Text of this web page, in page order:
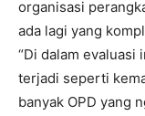
organisasi
ada lagi yang
“Di dalam evaluasi
terjadi seperti
banyak OPD yang